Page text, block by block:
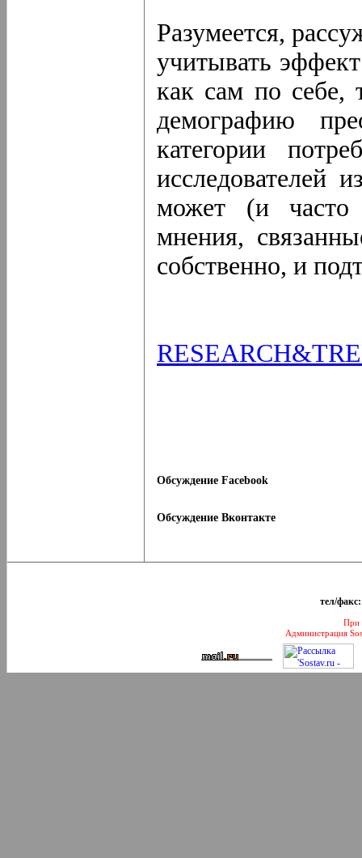
Разумеется,
учитывать
как сам по себе,
демографию
категории
исследователей
может (и часто
мнения,
собственно, и
Обсуждение Facebook
Обсуждение Вконтакте
тел/факс:
При
Администрация